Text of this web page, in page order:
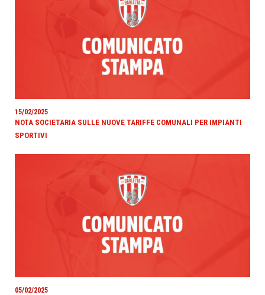
15/02/2025
NOTA SOCIETARIA SULLE NUOVE TARIFFE COMUNALI PER IMPIANTI
SPORTIVI
05/02/2025